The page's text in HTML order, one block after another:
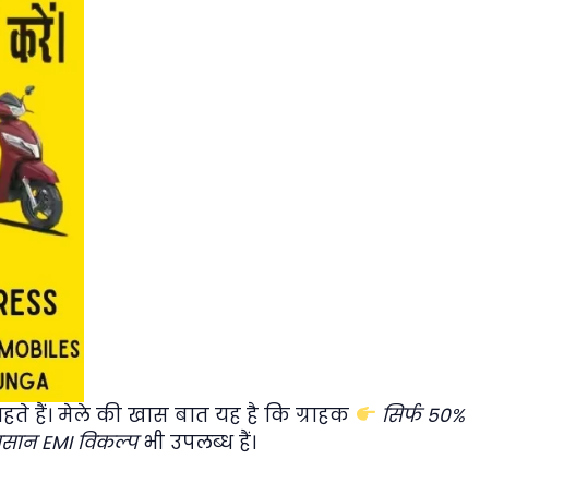
हैं। मेले की खास बात यह है कि ग्राहक
सिर्फ 50%
EMI विकल्पभी उपलब्ध हैं।